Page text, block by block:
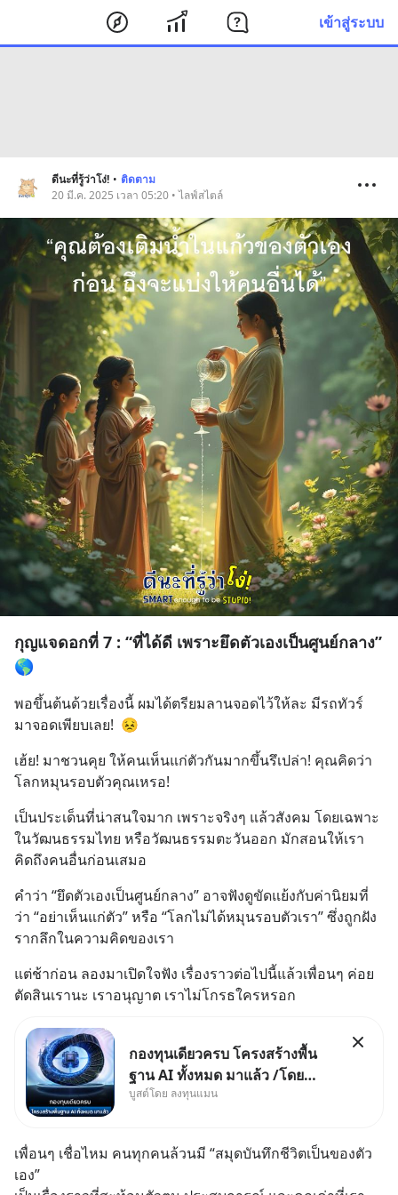
เข้าสู่ระบบ
ดีนะที่รู้ว่าโง่! • ติดตาม
20 มี.ค. 2025 เวลา 05:20 • ไลฟ์สไตล์
กุญแจดอกที่ 7 : “ที่ได้ดี เพราะยึดตัวเองเป็นศูนย์กลาง”
🌎
พอขึ้นต้นด้วยเรื่องนี้ ผมได้ตรียมลานจอดไว้ให้ละ มีรถทัวร์
มาจอดเพียบเลย!  😣
เฮ้ย! มาชวนคุย ให้คนเห็นแก่ตัวกันมากขึ้นรึเปล่า! คุณคิดว่า
โลกหมุนรอบตัวคุณเหรอ!
เป็นประเด็นที่น่าสนใจมาก เพราะจริงๆ แล้วสังคม โดยเฉพาะ
ในวัฒนธรรมไทย หรือวัฒนธรรมตะวันออก มักสอนให้เรา
คิดถึงคนอื่นก่อนเสมอ
คำว่า “ยึดตัวเองเป็นศูนย์กลาง” อาจฟังดูขัดแย้งกับค่านิยมที่
ว่า “อย่าเห็นแก่ตัว” หรือ “โลกไม่ได้หมุนรอบตัวเรา” ซึ่งถูกฝัง
รากลึกในความคิดของเรา
แต่ช้าก่อน ลองมาเปิดใจฟัง เรื่องราวต่อไปนี้แล้วเพื่อนๆ ค่อย
ตัดสินเรานะ เราอนุญาต เราไม่โกรธใครหรอก
กองทุนเดียวครบ โครงสร้างพื้น
ฐาน AI ทั้งหมด มาแล้ว /โดย
ลงทุนแมน AI Supercycle คือ
หลัก ของการเติบโตทางเศรษฐกิจ
บูสต์โดย ลงทุนแมน
เพื่อนๆ เชื่อไหม คนทุกคนล้วนมี “สมุดบันทึกชีวิตเป็นของตัว
เอง”